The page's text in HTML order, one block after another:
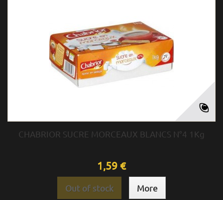
CHABRIOR SUCRE MORCEAUX BLANCS N°4 1Kg
1,59 €
Out of stock More